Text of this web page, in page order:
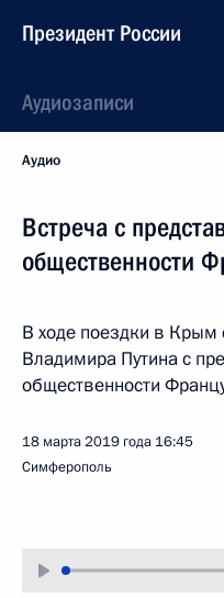
Президент России
Аудиозаписи
Аудио
Встреча с
общественности
В ходе поездки в Крым
Владимира Путина с
общественности
18 марта 2019 года 16:45
Симферополь